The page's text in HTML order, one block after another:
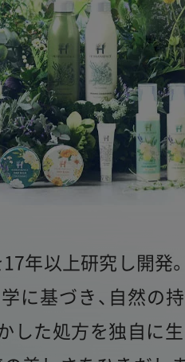
年以上研究し開発
に基づき、自然の
した処方を独自に